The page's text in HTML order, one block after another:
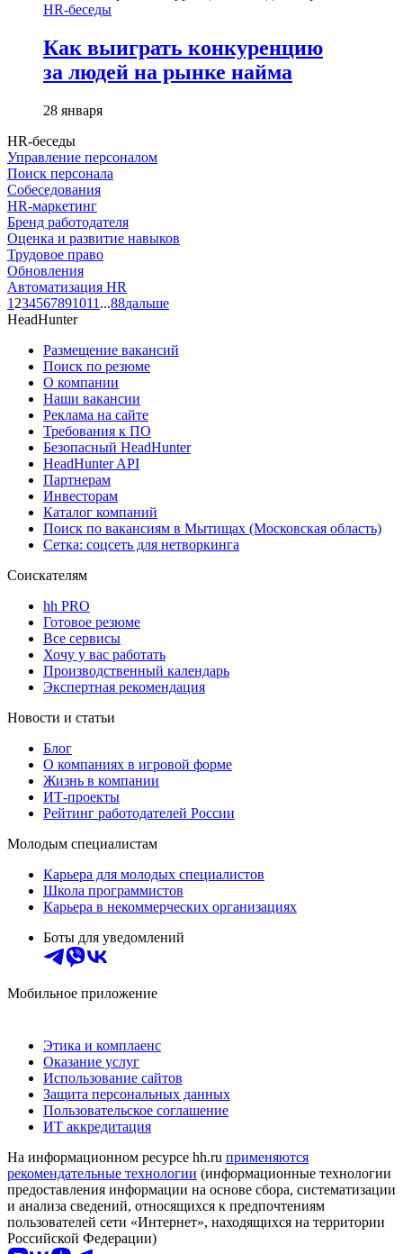
HR-беседы
Как выиграть конкуренцию
за людей на рынке найма
28 января
HR-беседы
Управление персоналом
Поиск персонала
Собеседования
HR-маркетинг
Бренд работодателя
Оценка и развитие навыков
Трудовое право
Обновления
Автоматизация HR
1 234567891011 ...88дальше
HeadHunter
Размещение вакансий
Поиск по резюме
О компании
Наши вакансии
Реклама на сайте
Требования к ПО
Безопасный HeadHunter
HeadHunter API
Партнерам
Инвесторам
Каталог компаний
Поиск по вакансиям в Мытищах (Московская область)
Сетка: соцсеть для нетворкинга
Соискателям
hh PRO
Готовое резюме
Все сервисы
Хочу у вас работать
Производственный календарь
Экспертная рекомендация
Новости и статьи
Блог
О компаниях в игровой форме
Жизнь в компании
ИТ-проекты
Рейтинг работодателей России
Молодым специалистам
Карьера для молодых специалистов
Школа программистов
Карьера в некоммерческих организациях
Боты для уведомлений
Мобильное приложение
Этика и комплаенс
Оказание услуг
Использование сайтов
Защита персональных данных
Пользовательское соглашение
ИТ аккредитация
На информационном ресурсе hh.ru применяются
рекомендательные технологии (информационные технологии
предоставления информации на основе сбора, систематизации
и анализа сведений, относящихся к предпочтениям
пользователей сети «Интернет», находящихся на территории
Российской Федерации)